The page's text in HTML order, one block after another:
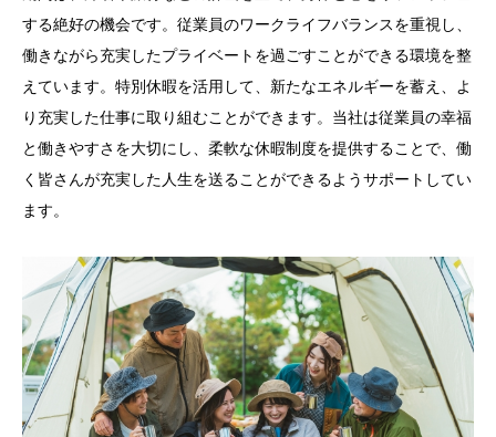
する絶好の機会です。従業員のワークライフバランスを重視し、
働きながら充実したプライベートを過ごすことができる環境を整
えています。特別休暇を活用して、新たなエネルギーを蓄え、よ
り充実した仕事に取り組むことができます。当社は従業員の幸福
と働きやすさを大切にし、柔軟な休暇制度を提供することで、働
く皆さんが充実した人生を送ることができるようサポートしてい
ます。